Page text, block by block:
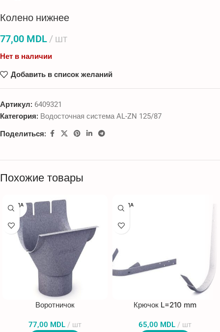
Колено нижнее
77,00 MDL шт
Нет в наличии
Добавить в список желаний
Артикул: 6409321
Категория: Водосточная система AL-ZN 125/87
Поделиться:
Похожие товары
ПРОДА
НО
Воротничок
77,00 MDL шт
ПРОДА
НО
Крючок L=210 mm
65,00 MDL шт